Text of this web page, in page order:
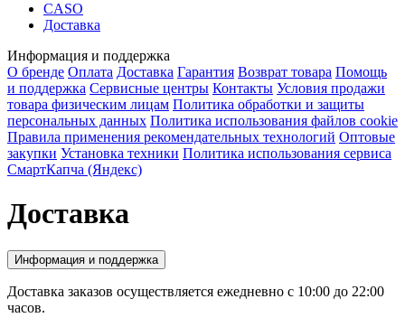
CASO
Доставка
Информация и поддержка
О бренде Оплата Доставка Гарантия Возврат товара Помощь
и поддержка Сервисные центры Контакты Условия продажи
товара физическим лицам Политика обработки и защиты
персональных данных Политика использования файлов cookie
Правила применения рекомендательных технологий Оптовые
закупки Установка техники Политика использования сервиса
СмартКапча (Яндекс)
Доставка
Информация и поддержка
Доставка заказов осуществляется ежедневно с 10:00 до 22:00
часов.